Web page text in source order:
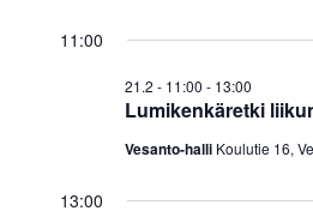
11:00
Lumikenkäretki
21.2 - 11:00 - 13:00
Vesanto-halli Koulutie 16,
13:00